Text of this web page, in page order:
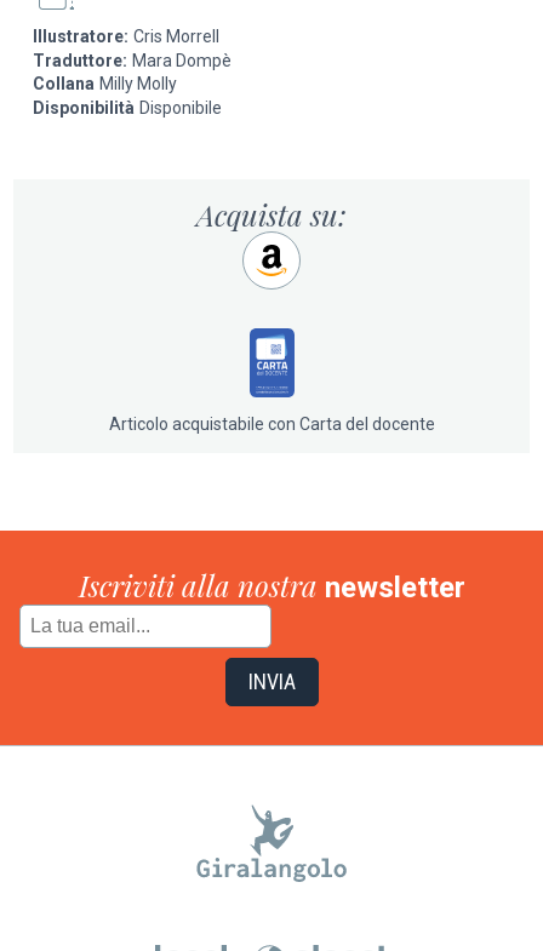
Illustratore: Cris Morrell
Traduttore: Mara Dompè
Collana Milly Molly
Disponibilità Disponibile
Acquista su:
Articolo acquistabile con Carta del docente
Iscriviti alla nostra newsletter